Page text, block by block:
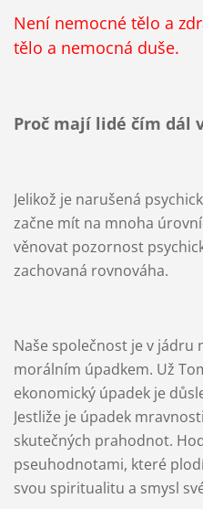
Není nemocné tělo a
tělo a nemocná duše.
Proč mají lidé čím dál
Jelikož je narušená
začne mít na mnoha
věnovat pozornost
zachovaná rovnováha.
Naše společnost je v jádru
morálním úpadkem. Už
ekonomický úpadek je
Jestliže je úpadek
skutečných prahodnot.
pseuhodnotami, které
svou spiritualitu a smysl